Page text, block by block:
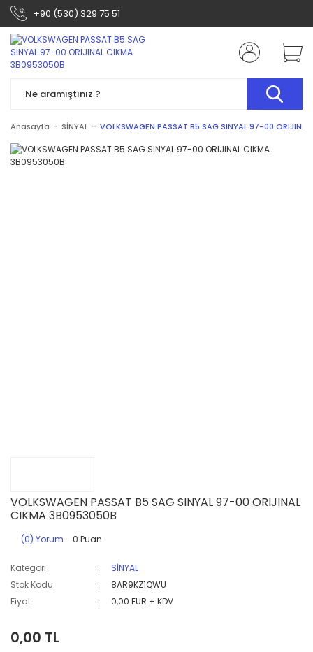
+90 (530) 329 75 51
Anasayfa SİNYAL VOLKSWAGEN PASSAT B5 SAG SINYAL 97-00
VOLKSWAGEN PASSAT B5 SAG SINYAL 97-00 ORIJINAL
CIKMA 3B0953050B
(0) Yorum - 0 Puan
Kategori
SİNYAL
Stok Kodu
8AR9KZ1QWU
Fiyat
0,00 EUR + KDV
0,00 TL